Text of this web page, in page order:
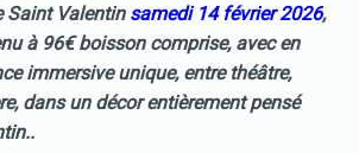
Saint Valentin samedi 14 février 2026,
à 96€ boisson comprise, avec en
immersive unique, entre théâtre,
dans un décor entièrement pensé